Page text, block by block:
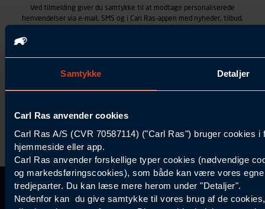
Samtykke Detaljer
Carl Ras anvender cookies
Carl Ras A/S (CVR 70587114) ("Carl Ras") bruger cookies
hjemmeside eller app.
Carl Ras anvender forskellige typer cookies (nødvendige
og markedsføringscookies), som både kan være vores
tredjeparter. Du kan læse mere herom under "Detaljer".
Nedenfor kan du give samtykke til vores brug af de
Ved tilmelding giver du samtykke til at modtage personaliserede
henvendelser via e-mail, SMS og i Carl Ras-appen med nyheder, tilbud,
Samtykket betyder også, at Carl Ras A/S som dataansvarlig kan
samtykke tilbage ved at trykke "Afmeld" i bunden af hver
vorespersondatapolitik
Kontakt Kundeservice Information
Carl Ras Gruppen
Kundefordele
Bliv kontokunde
Inspiration
Specialisten